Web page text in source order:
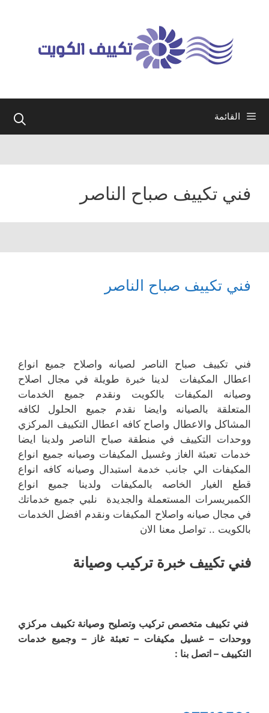
القائمة
فني تكييف صباح الناصر
فني تكييف صباح الناصر
فني تكييف صباح الناصر لصيانه واصلاح جميع انواع
اعطال المكيفات لدينا خبرة طويلة في مجال اصلاح
وصيانه المكيفات بالكويت ونقدم جميع الخدمات
المتعلقة بالصيانه وايضا نقدم جميع الحلول لكافه
المشاكل والاعطال واصاح كافه اعطال التكييف المركزي
ووحدات التكييف في منطقة صباح الناصر ولدينا ايضا
خدمات تعبئة الغاز وغسيل المكيفات وصيانه جميع انواع
المكيفات الي جانب خدمة استبدال وصيانه كافه انواع
قطع الغيار الخاصه بالمكيفات ولدينا جميع انواع
الكمبريسرات المستعملة والجديدة نلبي جميع خدماتك
في مجال صيانه واصلاح المكيفات ونقدم افضل الخدمات
بالكويت .. تواصل معنا الان
فني تكييف خبرة تركيب وصيانة
فني تكييف متخصص تركيب وتصليح وصيانة تكييف مركزي
ووحدات – غسيل مكيفات – تعبئة غاز – وجميع خدمات
التكييف – اتصل بنا :